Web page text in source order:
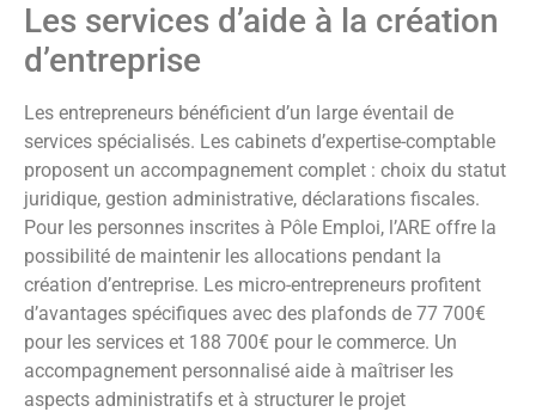
Les services d’aide à la création
d’entreprise
Les entrepreneurs bénéficient d’un large éventail de
services spécialisés. Les cabinets d’expertise-comptable
proposent un accompagnement complet : choix du statut
juridique, gestion administrative, déclarations fiscales.
Pour les personnes inscrites à Pôle Emploi, l’ARE offre la
possibilité de maintenir les allocations pendant la
création d’entreprise. Les micro-entrepreneurs profitent
d’avantages spécifiques avec des plafonds de 77 700€
pour les services et 188 700€ pour le commerce. Un
accompagnement personnalisé aide à maîtriser les
aspects administratifs et à structurer le projet